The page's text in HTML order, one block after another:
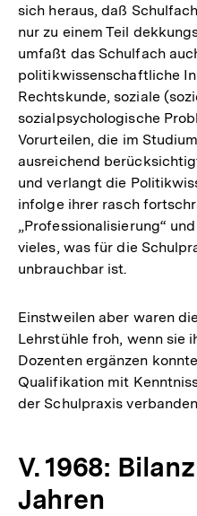
sich heraus, daß
nur zu einem Teil
umfaßt das Schulfach
politikwissenschaftliche
Rechtskunde, soziale
sozialpsychologische
Vorurteilen, die im
ausreichend
und verlangt die
infolge ihrer rasch
„Professionalisierung“
vieles, was für die
unbrauchbar ist.
Einstweilen aber waren
Lehrstühle froh, wenn sie
Dozenten ergänzen
Qualifikation mit
der Schulpraxis
V. 1968:
Jahren